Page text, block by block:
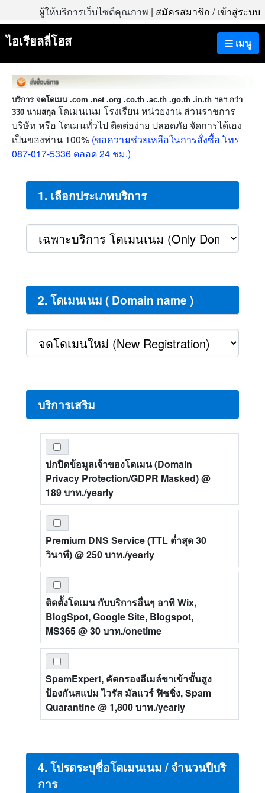
ผู้ให้บริการเว็บไซต์คุณภาพ | สมัครสมาชิก /เข้าสู่ระบบ
เมนู
ไอเรียลลี่โฮส
บริการ จดโดเมน .com .net .org .co.th .ac.th .go.th .in.th ฯลฯ กว่า
330 นามสกุล โดเมนเนม โรงเรียน หน่วยงาน ส่วนราชการ
บริษัท หรือ โดเมนทั่วไป ติดต่อง่าย ปลอดภัย จัดการได้เอง
เป็นของท่าน 100% (ขอความช่วยเหลือในการสั่งซื้อ โทร
087-017-5336 ตลอด 24 ชม.)
1. เลือกประเภทบริการ
2. โดเมนเนม ( Domain name )
บริการเสริม
ปกปิดข้อมูลเจ้าของโดเมน (Domain
Privacy Protection/GDPR Masked)@
189 บาท./yearly
Premium DNS Service (TTL ต่ำสุด 30
วินาที)@ 250 บาท./yearly
ติดตั้งโดเมน กับบริการอื่นๆ อาทิ Wix,
BlogSpot, Google Site, Blogspot,
MS365@ 30 บาท./onetime
SpamExpert, คัดกรองอีเมล์ขาเข้าขั้นสูง
ป้องกันสแปม ไวรัส มัลแวร์ ฟิชชิ่ง, Spam
Quarantine@ 1,800 บาท./yearly
4. โปรดระบุชื่อโดเมนเนม / จำนวนปีบริ
การ